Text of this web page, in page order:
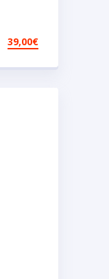
39,00€